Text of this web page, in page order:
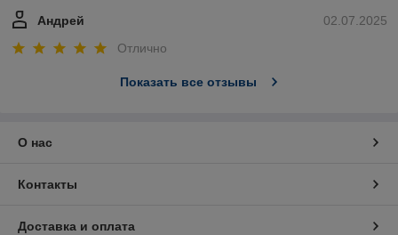
02.07.2025
Андрей
Отлично
Показать все отзывы
О нас
Контакты
Доставка и оплата